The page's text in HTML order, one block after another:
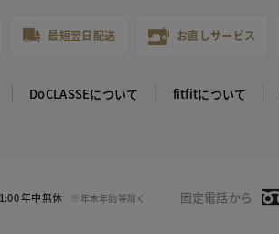
最短翌日配送 お直しサービス
DoCLASSEについて fitfitについて
年中無休 ※年末年始等除く 固定電話から